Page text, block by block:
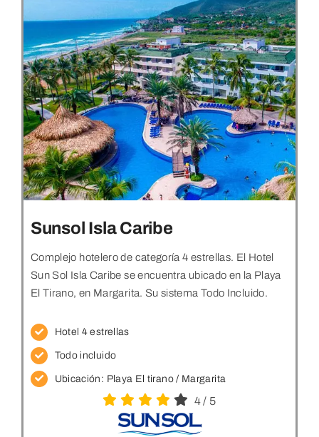
Sunsol Isla Caribe
Complejo hotelero de categoría 4 estrellas. El Hotel
Sun Sol Isla Caribe se encuentra ubicado en la Playa
El Tirano, en Margarita. Su sistema Todo Incluido.
Hotel 4 estrellas
Todo incluido
Ubicación: Playa El tirano / Margarita
4/ 5